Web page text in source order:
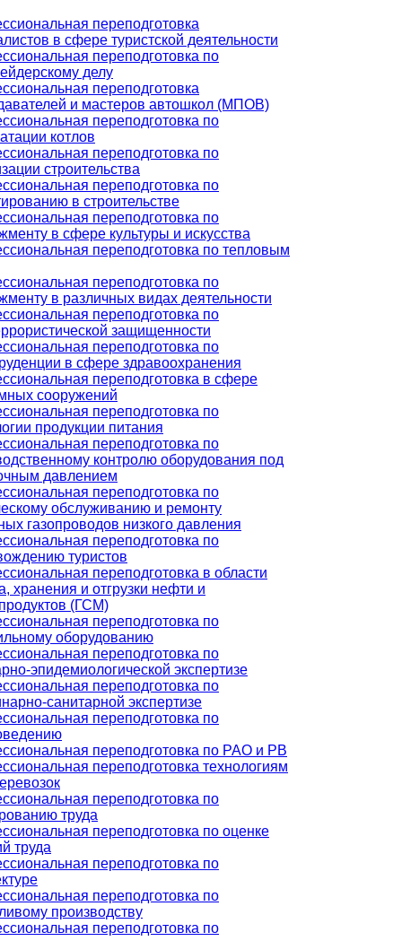
переподготовка
в сфере туристской деятельности
переподготовка по
делу
переподготовка
и мастеров автошкол (МПОВ)
переподготовка по
котлов
переподготовка по
строительства
переподготовка по
в строительстве
переподготовка по
в сфере культуры и искусства
переподготовка по тепловым
переподготовка по
в различных видах деятельности
переподготовка по
защищенности
переподготовка по
в сфере здравоохранения
переподготовка в сфере
сооружений
переподготовка по
продукции питания
переподготовка по
контролю оборудования под
давлением
переподготовка по
обслуживанию и ремонту
газопроводов низкого давления
переподготовка по
туристов
переподготовка в области
хранения и отгрузки нефти и
(ГСМ)
переподготовка по
оборудованию
переподготовка по
эпидемиологической экспертизе
переподготовка по
санитарной экспертизе
переподготовка по
переподготовка по РАО и РВ
переподготовка технологиям
переподготовка по
труда
переподготовка по оценке
труда
переподготовка по
переподготовка по
производству
переподготовка по